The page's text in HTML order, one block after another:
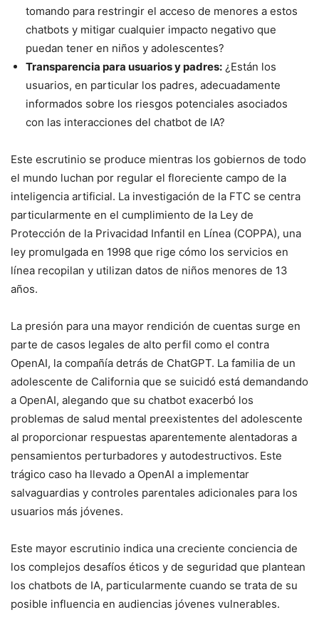
tomando para restringir el acceso de menores a estos
chatbots y mitigar cualquier impacto negativo que
puedan tener en niños y adolescentes?
Transparencia para usuarios y padres: ¿Están los
usuarios, en particular los padres, adecuadamente
informados sobre los riesgos potenciales asociados
con las interacciones del chatbot de IA?
Este escrutinio se produce mientras los gobiernos de todo
el mundo luchan por regular el floreciente campo de la
inteligencia artificial. La investigación de la FTC se centra
particularmente en el cumplimiento de la Ley de
Protección de la Privacidad Infantil en Línea (COPPA), una
ley promulgada en 1998 que rige cómo los servicios en
línea recopilan y utilizan datos de niños menores de 13
años.
La presión para una mayor rendición de cuentas surge en
parte de casos legales de alto perfil como el contra
OpenAI, la compañía detrás de ChatGPT. La familia de un
adolescente de California que se suicidó está demandando
a OpenAI, alegando que su chatbot exacerbó los
problemas de salud mental preexistentes del adolescente
al proporcionar respuestas aparentemente alentadoras a
pensamientos perturbadores y autodestructivos. Este
trágico caso ha llevado a OpenAI a implementar
salvaguardias y controles parentales adicionales para los
usuarios más jóvenes.
Este mayor escrutinio indica una creciente conciencia de
los complejos desafíos éticos y de seguridad que plantean
los chatbots de IA, particularmente cuando se trata de su
posible influencia en audiencias jóvenes vulnerables.